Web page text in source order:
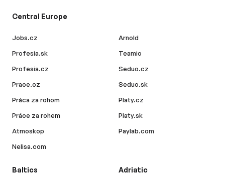
Central Europe
Jobs.cz
Profesia.sk
Profesia.cz
Prace.cz
Práca za rohom
Práce za rohem
Atmoskop
Nelisa.com
Arnold
Teamio
Seduo.cz
Seduo.sk
Platy.cz
Platy.sk
Paylab.com
Baltics Adriatic